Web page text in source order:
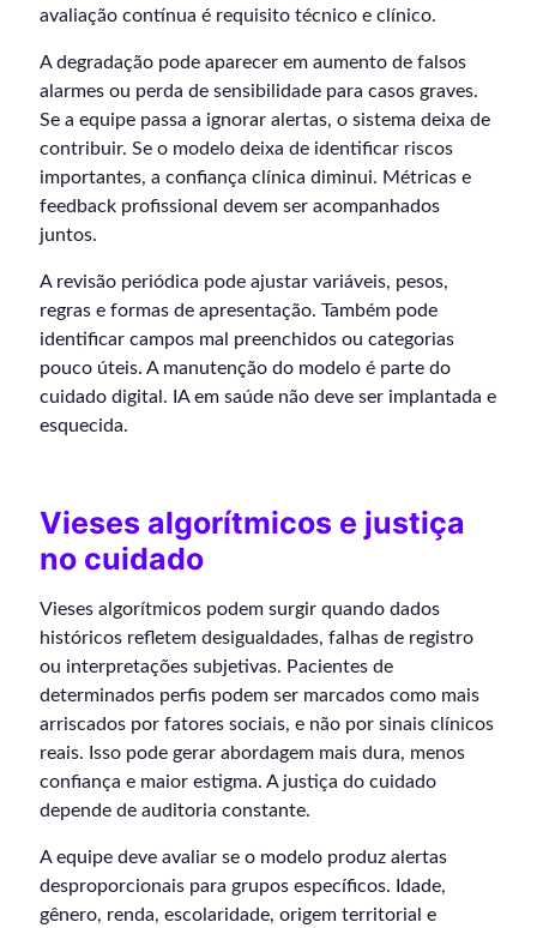
avaliação contínua é requisito técnico e clínico.
A degradação pode aparecer em aumento de falsos
alarmes ou perda de sensibilidade para casos graves.
Se a equipe passa a ignorar alertas, o sistema deixa de
contribuir. Se o modelo deixa de identificar riscos
importantes, a confiança clínica diminui. Métricas e
feedback profissional devem ser acompanhados
juntos.
A revisão periódica pode ajustar variáveis, pesos,
regras e formas de apresentação. Também pode
identificar campos mal preenchidos ou categorias
pouco úteis. A manutenção do modelo é parte do
cuidado digital. IA em saúde não deve ser implantada e
esquecida.
Vieses algorítmicos e justiça
no cuidado
Vieses algorítmicos podem surgir quando dados
históricos refletem desigualdades, falhas de registro
ou interpretações subjetivas. Pacientes de
determinados perfis podem ser marcados como mais
arriscados por fatores sociais, e não por sinais clínicos
reais. Isso pode gerar abordagem mais dura, menos
confiança e maior estigma. A justiça do cuidado
depende de auditoria constante.
A equipe deve avaliar se o modelo produz alertas
desproporcionais para grupos específicos. Idade,
gênero, renda, escolaridade, origem territorial e